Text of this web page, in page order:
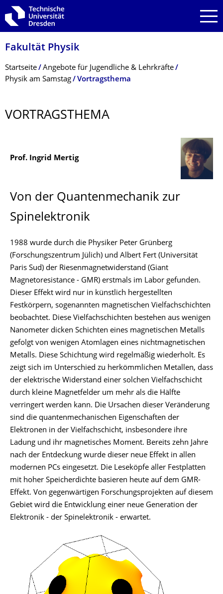
Zur Hauptnavigation springen
Zur Suche springen
Zum Inhalt springen
Fakultät Physik
Breadcrumb-Menü
Startseite
Angebote für Jugendliche & Lehrkräfte
Physik am Samstag
Vortragsthema
VORTRAGSTHEMA
Prof. Ingrid Mertig
Von der Quantenmechanik zur
Spinelektronik
1988 wurde durch die Physiker Peter Grünberg
(Forschungszentrum Jülich) und Albert Fert (Universität
Paris Sud) der Riesenmagnetwiderstand (Giant
Magnetoresistance - GMR) erstmals im Labor gefunden.
Dieser Effekt wird nur in künstlich hergestellten
Festkörpern, sogenannten magnetischen Vielfachschichten
beobachtet. Diese Vielfachschichten bestehen aus wenigen
Nanometer dicken Schichten eines magnetischen Metalls
gefolgt von wenigen Atomlagen eines nichtmagnetischen
Metalls. Diese Schichtung wird regelmäßig wiederholt. Es
zeigt sich im Unterschied zu herkömmlichen Metallen, dass
der elektrische Widerstand einer solchen Vielfachschicht
durch kleine Magnetfelder um mehr als die Hälfte
verringert werden kann. Die Ursachen dieser Veränderung
sind die quantenmechanischen Eigenschaften der
Elektronen in der Vielfachschicht, insbesondere ihre
Ladung und ihr magnetisches Moment. Bereits zehn Jahre
nach der Entdeckung wurde dieser neue Effekt in allen
modernen PCs eingesetzt. Die Leseköpfe aller Festplatten
mit hoher Speicherdichte basieren heute auf dem GMR-
Effekt. Von gegenwärtigen Forschungsprojekten auf diesem
Gebiet wird die Entwicklung einer neue Generation der
Elektronik - der Spinelektronik - erwartet.